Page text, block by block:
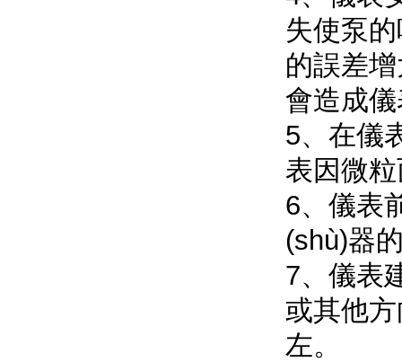
失使泵的
的誤差
會造成儀
5、在儀
表因微粒
6、儀表
(shù)器
7、儀
或其他方向
左。